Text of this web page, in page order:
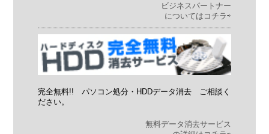
ビジネスパートナー
についてはコチラ⇨
完全無料!! パソコン処分・HDDデータ消去 ご相談く
ださい。
無料データ消去サービス